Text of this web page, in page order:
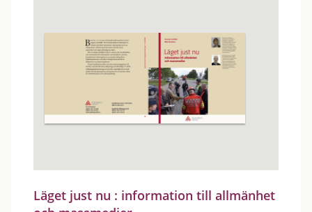
Läget just nu : information till allmänhet